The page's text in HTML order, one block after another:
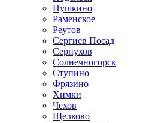
Пушкино
Раменское
Реутов
Сергиев Посад
Серпухов
Солнечногорск
Ступино
Фрязино
Химки
Чехов
Щелково